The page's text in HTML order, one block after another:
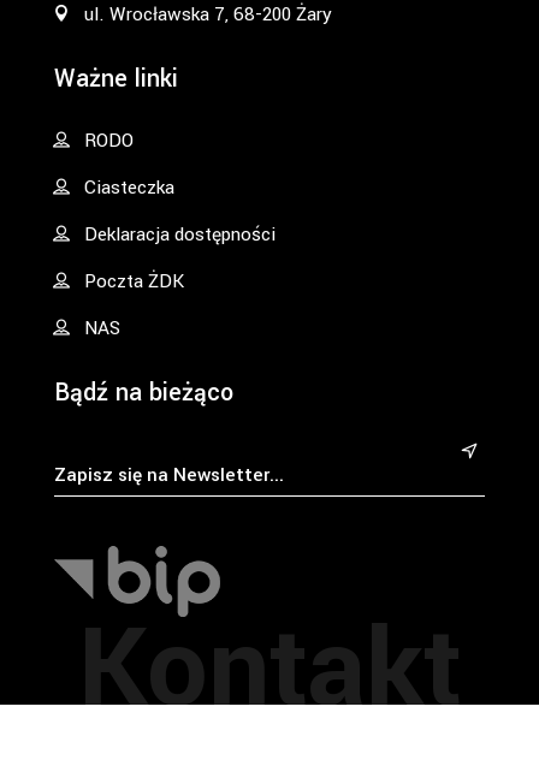
Kontakt
ul. Wrocławska 7, 68-200 Żary
Ważne linki
RODO
Ciasteczka
Deklaracja dostępności
Poczta ŻDK
NAS
Bądź na bieżąco
&